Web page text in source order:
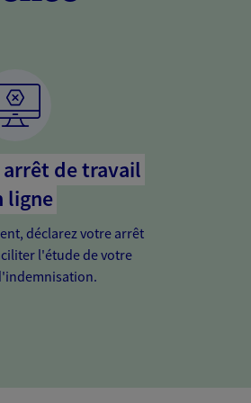
arrêt de travail
ligne
déclarez votre arrêt
l'étude de votre